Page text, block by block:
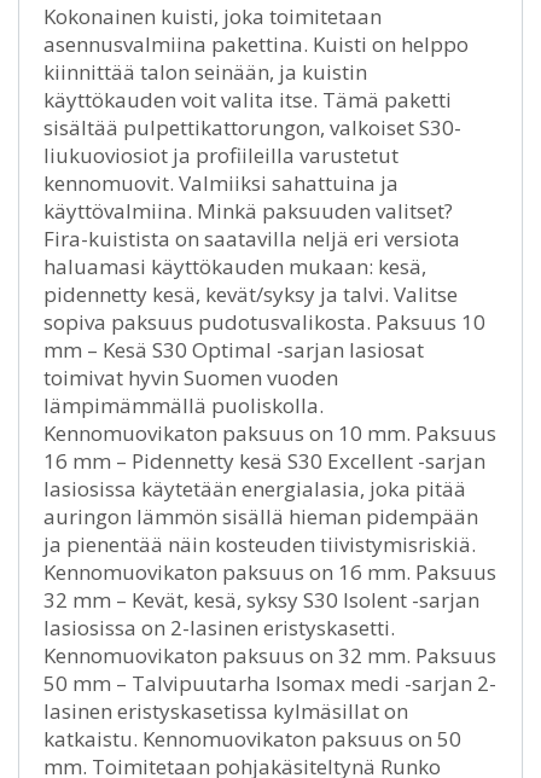
Kokonainen kuisti, joka toimitetaan
asennusvalmiina pakettina. Kuisti on helppo
kiinnittää talon seinään, ja kuistin
käyttökauden voit valita itse. Tämä paketti
sisältää pulpettikattorungon, valkoiset S30-
liukuoviosiot ja profiileilla varustetut
kennomuovit. Valmiiksi sahattuina ja
käyttövalmiina. Minkä paksuuden valitset?
Fira-kuistista on saatavilla neljä eri versiota
haluamasi käyttökauden mukaan: kesä,
pidennetty kesä, kevät/syksy ja talvi. Valitse
sopiva paksuus pudotusvalikosta. Paksuus 10
mm – Kesä S30 Optimal -sarjan lasiosat
toimivat hyvin Suomen vuoden
lämpimämmällä puoliskolla.
Kennomuovikaton paksuus on 10 mm. Paksuus
16 mm – Pidennetty kesä S30 Excellent -sarjan
lasiosissa käytetään energialasia, joka pitää
auringon lämmön sisällä hieman pidempään
ja pienentää näin kosteuden tiivistymisriskiä.
Kennomuovikaton paksuus on 16 mm. Paksuus
32 mm – Kevät, kesä, syksy S30 Isolent -sarjan
lasiosissa on 2-lasinen eristyskasetti.
Kennomuovikaton paksuus on 32 mm. Paksuus
50 mm – Talvipuutarha Isomax medi -sarjan 2-
lasinen eristyskasetissa kylmäsillat on
katkaistu. Kennomuovikaton paksuus on 50
mm. Toimitetaan pohjakäsiteltynä Runko